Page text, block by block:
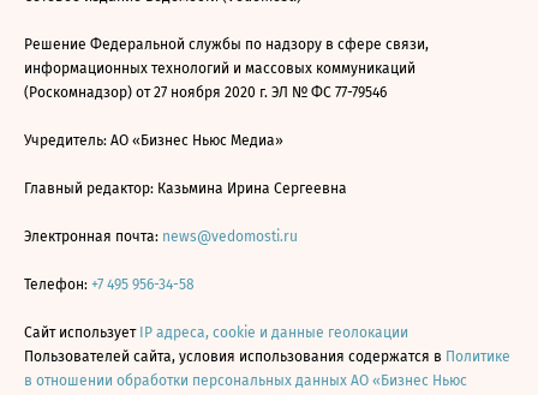
Решение Федеральной службы по надзору в сфере связи,
информационных технологий и массовых коммуникаций
(Роскомнадзор) от 27 ноября 2020 г. ЭЛ № ФС 77-79546
Учредитель: АО «Бизнес Ньюс Медиа»
Главный редактор: Казьмина Ирина Сергеевна
Электронная почта: news@vedomosti.ru
Телефон: +7 495 956-34-58
Сайт использует IP адреса, cookie и данные геолокации
Пользователей сайта, условия использования содержатся в Политике
в отношении обработки персональных данных АО «Бизнес Ньюс